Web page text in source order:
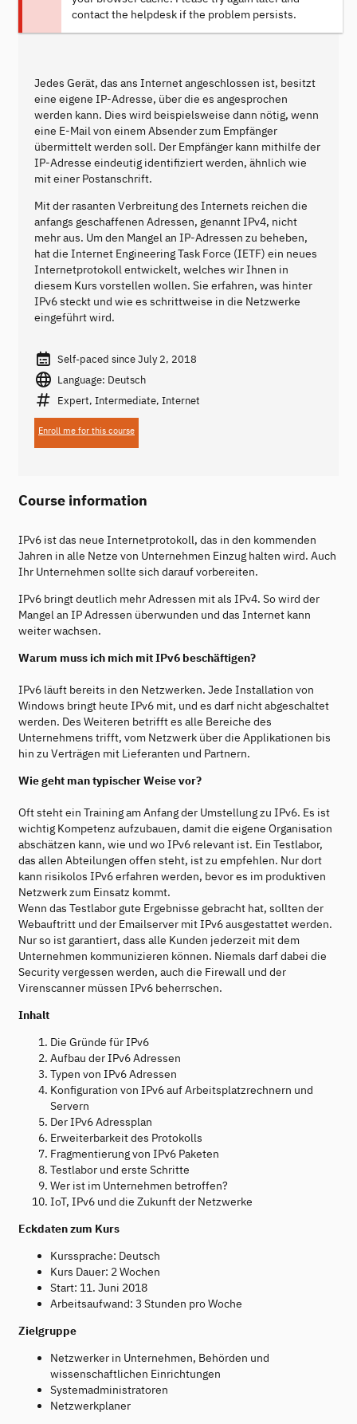
contact the helpdesk if the problem persists.
Jedes Gerät, das ans Internet angeschlossen ist, besitzt
eine eigene IP-Adresse, über die es angesprochen
werden kann. Dies wird beispielsweise dann nötig, wenn
eine E-Mail von einem Absender zum Empfänger
übermittelt werden soll. Der Empfänger kann mithilfe der
IP-Adresse eindeutig identifiziert werden, ähnlich wie
mit einer Postanschrift.
Mit der rasanten Verbreitung des Internets reichen die
anfangs geschaffenen Adressen, genannt IPv4, nicht
mehr aus. Um den Mangel an IP-Adressen zu beheben,
hat die Internet Engineering Task Force (IETF) ein neues
Internetprotokoll entwickelt, welches wir Ihnen in
diesem Kurs vorstellen wollen. Sie erfahren, was hinter
IPv6 steckt und wie es schrittweise in die Netzwerke
eingeführt wird.
Self-paced since July 2, 2018
Language: Deutsch
Expert, Intermediate, Internet
Enroll me for this course
Course information
IPv6 ist das neue Internetprotokoll, das in den kommenden
Jahren in alle Netze von Unternehmen Einzug halten wird. Auch
Ihr Unternehmen sollte sich darauf vorbereiten.
IPv6 bringt deutlich mehr Adressen mit als IPv4. So wird der
Mangel an IP Adressen überwunden und das Internet kann
weiter wachsen.
Warum muss ich mich mit IPv6 beschäftigen?
IPv6 läuft bereits in den Netzwerken. Jede Installation von
Windows bringt heute IPv6 mit, und es darf nicht abgeschaltet
werden. Des Weiteren betrifft es alle Bereiche des
Unternehmens trifft, vom Netzwerk über die Applikationen bis
hin zu Verträgen mit Lieferanten und Partnern.
Wie geht man typischer Weise vor?
Oft steht ein Training am Anfang der Umstellung zu IPv6. Es ist
wichtig Kompetenz aufzubauen, damit die eigene Organisation
abschätzen kann, wie und wo IPv6 relevant ist. Ein Testlabor,
das allen Abteilungen offen steht, ist zu empfehlen. Nur dort
kann risikolos IPv6 erfahren werden, bevor es im produktiven
Netzwerk zum Einsatz kommt.
Wenn das Testlabor gute Ergebnisse gebracht hat, sollten der
Webauftritt und der Emailserver mit IPv6 ausgestattet werden.
Nur so ist garantiert, dass alle Kunden jederzeit mit dem
Unternehmen kommunizieren können. Niemals darf dabei die
Security vergessen werden, auch die Firewall und der
Virenscanner müssen IPv6 beherrschen.
Inhalt
Die Gründe für IPv6
Aufbau der IPv6 Adressen
Typen von IPv6 Adressen
Konfiguration von IPv6 auf Arbeitsplatzrechnern und
Servern
Der IPv6 Adressplan
Erweiterbarkeit des Protokolls
Fragmentierung von IPv6 Paketen
Testlabor und erste Schritte
Wer ist im Unternehmen betroffen?
IoT, IPv6 und die Zukunft der Netzwerke
Eckdaten zum Kurs
Kurssprache: Deutsch
Kurs Dauer: 2 Wochen
Start: 11. Juni 2018
Arbeitsaufwand: 3 Stunden pro Woche
Zielgruppe
Netzwerker in Unternehmen, Behörden und
wissenschaftlichen Einrichtungen
Systemadministratoren
Netzwerkplaner